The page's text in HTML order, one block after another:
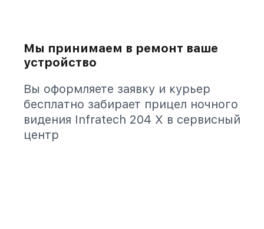
Мы принимаем в ремонт ваше
устройство
Вы оформляете заявку и курьер
бесплатно забирает прицел ночного
видения Infratech 204 Х в сервисный
центр